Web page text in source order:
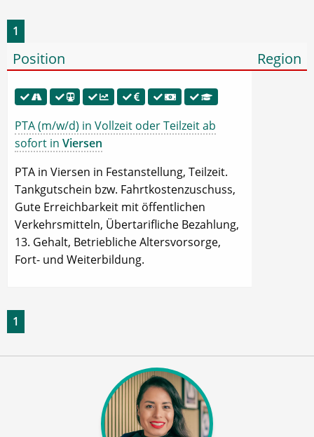
1
Position Region
PTA (m/w/d) in Vollzeit oder Teilzeit ab
sofort in Viersen
PTA in Viersen in Festanstellung, Teilzeit.
Tankgutschein bzw. Fahrtkostenzuschuss,
Gute Erreichbarkeit mit öffentlichen
Verkehrsmitteln, Übertarifliche Bezahlung,
13. Gehalt, Betriebliche Altersvorsorge,
Fort- und Weiterbildung.
1